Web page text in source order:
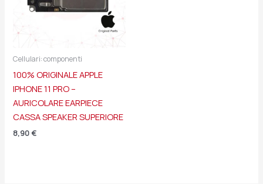
Cellulari: componenti
100% ORIGINALE APPLE
IPHONE 11 PRO –
AURICOLARE EARPIECE
CASSA SPEAKER SUPERIORE
8,90 €